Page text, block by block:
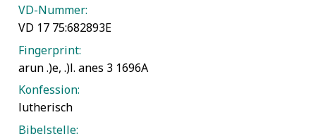
VD-Nummer:
VD 17 75:682893E
Fingerprint:
arun .)e, .)l. anes 3 1696A
Konfession:
lutherisch
Bibelstelle: